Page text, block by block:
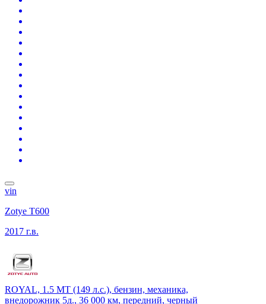
vin
Zotye T600
2017 г.в.
ROYAL, 1.5 MT (149 л.с.), бензин, механика,
внедорожник 5д., 36 000 км, передний, черный